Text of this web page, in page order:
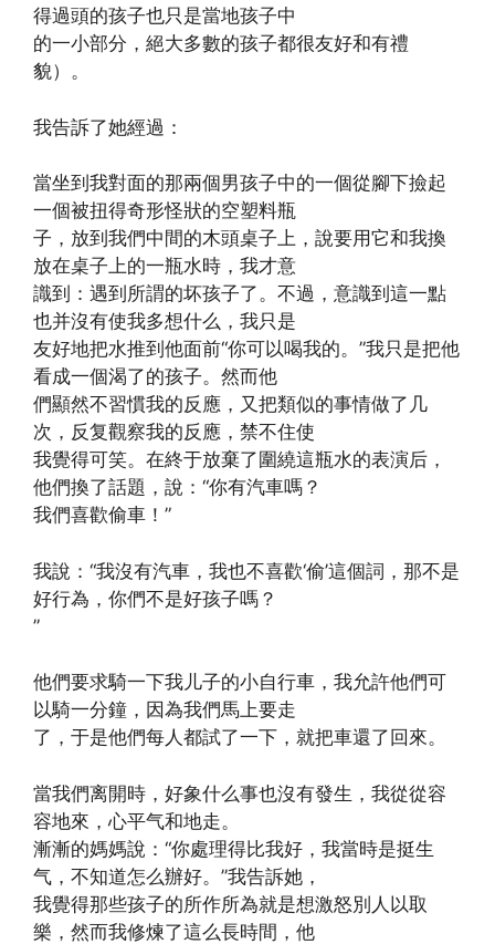
得過頭的孩子也只是當地孩子中
的一小部分，絕大多數的孩子都很友好和有禮
貌）。
我告訴了她經過：
當坐到我對面的那兩個男孩子中的一個從腳下撿起
一個被扭得奇形怪狀的空塑料瓶
子，放到我們中間的木頭桌子上，說要用它和我換
放在桌子上的一瓶水時，我才意
識到：遇到所謂的坏孩子了。不過，意識到這一點
也并沒有使我多想什么，我只是
友好地把水推到他面前“你可以喝我的。”我只是把他
看成一個渴了的孩子。然而他
們顯然不習慣我的反應，又把類似的事情做了几
次，反复觀察我的反應，禁不住使
我覺得可笑。在終于放棄了圍繞這瓶水的表演后，
他們換了話題，說：“你有汽車嗎？
我們喜歡偷車！”
我說：“我沒有汽車，我也不喜歡‘偷’這個詞，那不是
好行為，你們不是好孩子嗎？
”
他們要求騎一下我儿子的小自行車，我允許他們可
以騎一分鐘，因為我們馬上要走
了，于是他們每人都試了一下，就把車還了回來。
當我們离開時，好象什么事也沒有發生，我從從容
容地來，心平气和地走。
漸漸的媽媽說：“你處理得比我好，我當時是挺生
气，不知道怎么辦好。”我告訴她，
我覺得那些孩子的所作所為就是想激怒別人以取
樂，然而我修煉了這么長時間，他